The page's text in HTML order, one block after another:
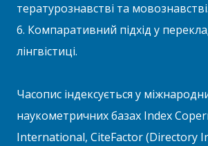
тературознавстві та мовознавстві.
6. Компаративний підхід у
лінгвістиці.
Часопис індексується у
наукометричних базах Index
International, CiteFactor (Directory